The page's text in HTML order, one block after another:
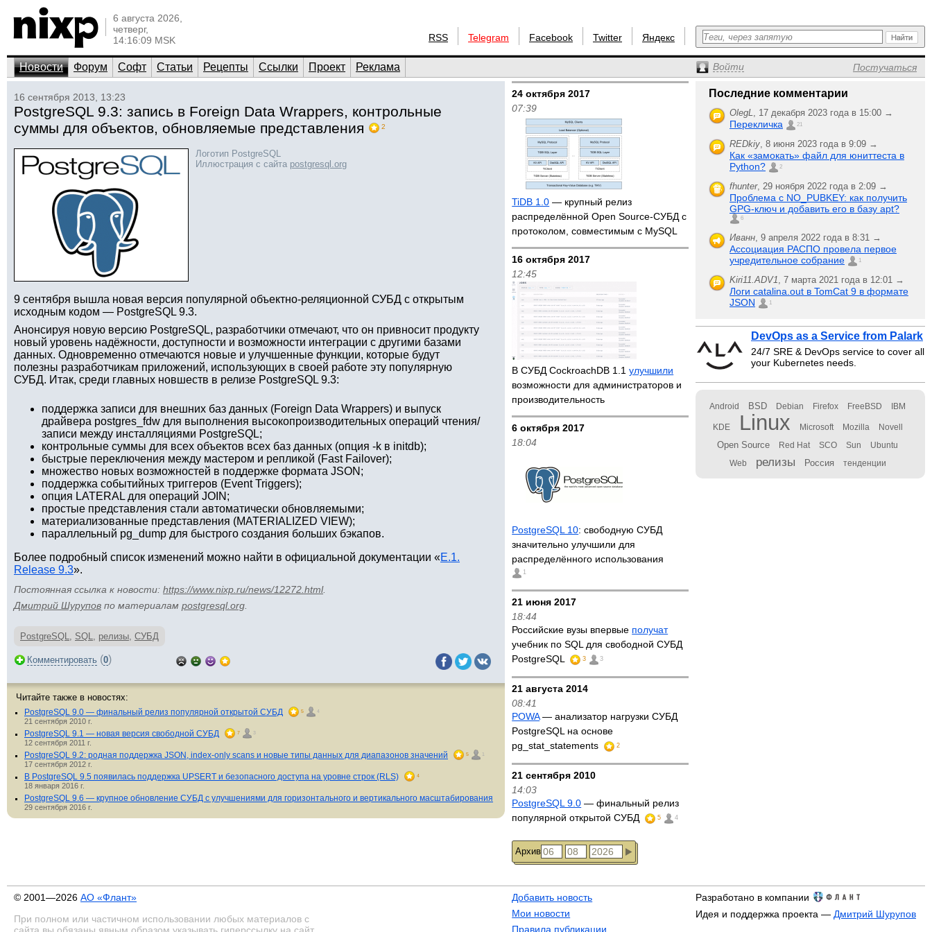
6 августа 2026,
четверг,
14:16:09 MSK
RSS Telegram Facebook Twitter Яндекс
Новости Форум Софт Статьи Рецепты Ссылки Проект Реклама Войти Постучаться
16 сентября 2013, 13:23
PostgreSQL 9.3: запись в Foreign Data Wrappers, контрольные
суммы для объектов, обновляемые представления
2
Логотип PostgreSQL
Иллюстрация с сайта postgresql.org
9 сентября вышла новая версия популярной объектно-реляционной СУБД с открытым
исходным кодом — PostgreSQL 9.3.
Анонсируя новую версию PostgreSQL, разработчики отмечают, что он привносит продукту
новый уровень надёжности, доступности и возможности интеграции с другими базами
данных. Одновременно отмечаются новые и улучшенные функции, которые будут
полезны разработчикам приложений, использующих в своей работе эту популярную
СУБД. Итак, среди главных новшеств в релизе PostgreSQL 9.3:
поддержка записи для внешних баз данных (Foreign Data Wrappers) и выпуск
драйвера postgres_fdw для выполнения высокопроизводительных операций чтения/
записи между инсталляциями PostgreSQL;
контрольные суммы для всех объектов всех баз данных (опция -k в initdb);
быстрые переключения между мастером и репликой (Fast Failover);
множество новых возможностей в поддержке формата JSON;
поддержка событийных триггеров (Event Triggers);
опция LATERAL для операций JOIN;
простые представления стали автоматически обновляемыми;
материализованные представления (MATERIALIZED VIEW);
параллельный pg_dump для быстрого создания больших бэкапов.
Более подробный список изменений можно найти в официальной документации «E.1.
Release 9.3».
Постоянная ссылка к новости: https://www.nixp.ru/news/12272.html.
Дмитрий Шурупов по материалам postgresql.org
PostgreSQL, SQL, релизы, СУБД
Комментировать (0)
Читайте также в новостях:
PostgreSQL 9.0 — финальный релиз популярной открытой СУБД 5 4
21 сентября 2010 г.
PostgreSQL 9.1 — новая версия свободной СУБД 7 3
12 сентября 2011 г.
PostgreSQL 9.2: родная поддержка JSON, index-only scans и новые типы данных для диапазонов значений 5 1
17 сентября 2012 г.
В PostgreSQL 9.5 появилась поддержка UPSERT и безопасного доступа на уровне строк (RLS) 4
18 января 2016 г.
PostgreSQL 9.6 — крупное обновление СУБД с улучшениями для горизонтального и вертикального масштабирования
29 сентября 2016 г.
24 октября 2017
07:39
TiDB 1.0 — крупный релиз
распределённой Open Source-СУБД с
протоколом, совместимым с MySQL
16 октября 2017
12:45
В СУБД CockroachDB 1.1улучшили
возможности для администраторов и
производительность
6 октября 2017
18:04
PostgreSQL 10: свободную СУБД
значительно улучшили для
распределённого использования
1
21 июня 2017
18:44
Российские вузы впервые получат
учебник по SQL для свободной СУБД
PostgreSQL
3 3
21 августа 2014
08:41
POWA— анализатор нагрузки СУБД
PostgreSQL на основе
pg_stat_statements
2
21 сентября 2010
14:03
PostgreSQL 9.0 — финальный релиз
популярной открытой СУБД
5 4
Архив
Последние комментарии
OlegL, 17 декабря 2023 года в 15:00 →
Перекличка 21
REDkiy, 8 июня 2023 года в 9:09 →
Как «замокать» файл для юниттеста в
Python?
2
fhunter, 29 ноября 2022 года в 2:09 →
Проблема с NO_PUBKEY: как получить
GPG-ключ и добавить его в базу apt?
6
Иванн, 9 апреля 2022 года в 8:31 →
Ассоциация РАСПО провела первое
учредительное собрание
1
Kiri11.ADV1, 7 марта 2021 года в 12:01 →
Логи catalina.out в TomCat 9 в формате
JSON
1
DevOps as a Service from Palark
24/7 SRE & DevOps service to cover all
your Kubernetes needs.
Android BSD Debian Firefox FreeBSD IBM
KDE Linux Microsoft Mozilla Novell
Open Source Red Hat SCO Sun Ubuntu
Web релизы Россия тенденции
© 2001—2026 АО «Флант»
При полном или частичном использовании любых материалов с
Добавить новость
Мои новости
Правила публикации
Разработано в компании
Идея и поддержка проекта — Дмитрий Шурупов